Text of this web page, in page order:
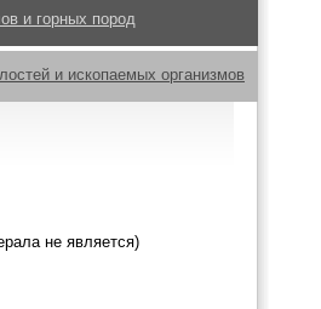
и горных пород
и ископаемых организмов
не является)